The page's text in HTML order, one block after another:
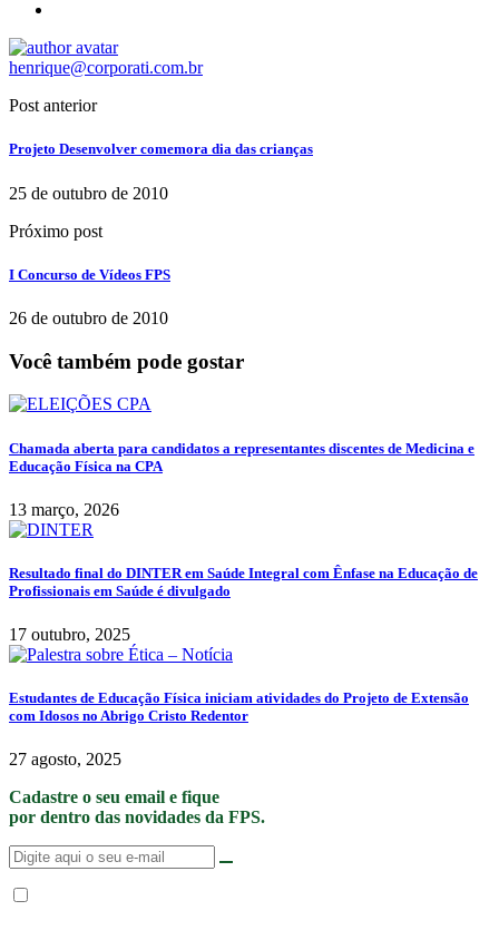
henrique@corporati.com.br
Post anterior
Projeto Desenvolver comemora dia das crianças
25 de outubro de 2010
Próximo post
I Concurso de Vídeos FPS
26 de outubro de 2010
Você também pode gostar
Chamada aberta para candidatos a representantes discentes de Medicina e
Educação Física na CPA
13 março, 2026
Resultado final do DINTER em Saúde Integral com Ênfase na Educação de
Profissionais em Saúde é divulgado
17 outubro, 2025
Estudantes de Educação Física iniciam atividades do Projeto de Extensão
com Idosos no Abrigo Cristo Redentor
27 agosto, 2025
Cadastre o seu email e fique
por dentro das novidades da FPS.